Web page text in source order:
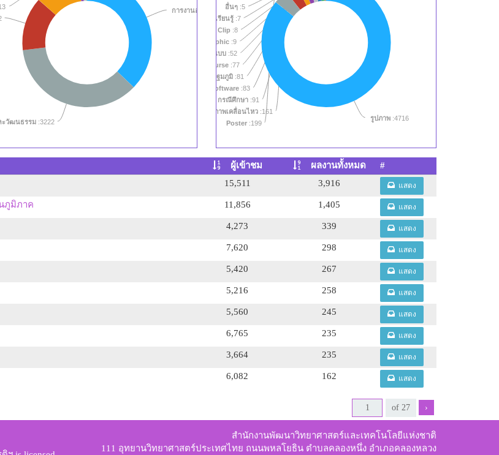
:4766
:4765
:4728
:4728
การงานอาชีพและเทคโนโลยี:3332
ะวัฒนธรรม :3222 รูปภาพ :4716
Poster :199
ภาพเคลื่อนไหว :161
กรณีศึกษา :91
Software :83
ข้อมูลปฐมภูมิ :81
Full Course :77
รูปภาพและการออกแบบ :52
Infographic :9
VDO Clip :8
คลิปการเรียนรู้ :7
อื่นๆ :5
ผู้เข้าชม ผลงานทั้งหมด
#
15,511 3,916 แสดง
ภูมิภาค 11,856 1,405 แสดง
4,273 339 แสดง
7,620 298 แสดง
5,420 267 แสดง
5,216 258 แสดง
5,560 245 แสดง
6,765 235 แสดง
3,664 235 แสดง
6,082 162 แสดง
›
สำนักงานพัฒนาวิทยาศาสตร์และเทคโนโลยีแห่งชาติ
111 อุทยานวิทยาศาสตร์ประเทศไทย ถนนพหลโยธิน ตำบลคลองหนึ่ง อำเภอคลองหลวง